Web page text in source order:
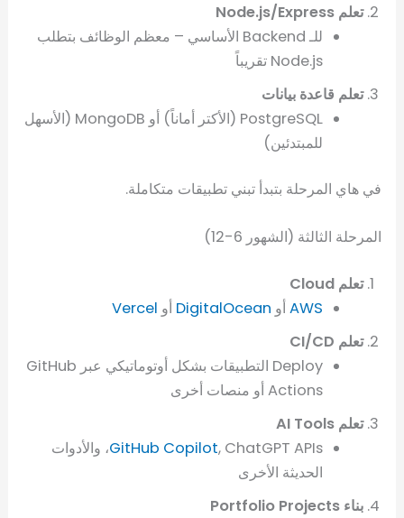
تعلم Node.js/Express
للـ Backend الأساسي – معظم الوظائف بتطلب
Node.js تقريباً
تعلم قاعدة بيانات
PostgreSQL (الأكتر أماناً) أو MongoDB (الأسهل
للمبتدئين)
في هاي المرحلة بتبدأ تبني تطبيقات متكاملة.
المرحلة الثالثة (الشهور 6-12)
تعلم Cloud
AWSأو DigitalOcean أو Vercel
تعلم CI/CD
Deploy التطبيقات بشكل أوتوماتيكي عبر GitHub
Actions أو منصات أخرى
تعلم AI Tools
GitHub Copilot, ChatGPT APIs، والأدوات
الحديثة الأخرى
بناء Portfolio Projects